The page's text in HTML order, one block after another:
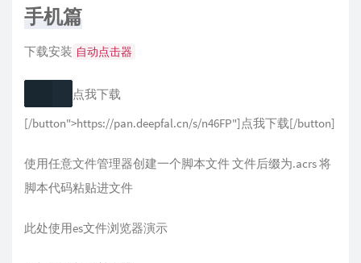
手机篇
下载安装 自动点击器
点我下载
[/button">https://pan.deepfal.cn/s/n46FP"]点我下载[/button]
使用任意文件管理器创建一个脚本文件 文件后缀为.acrs 将
脚本代码粘贴进文件
此处使用es文件浏览器演示